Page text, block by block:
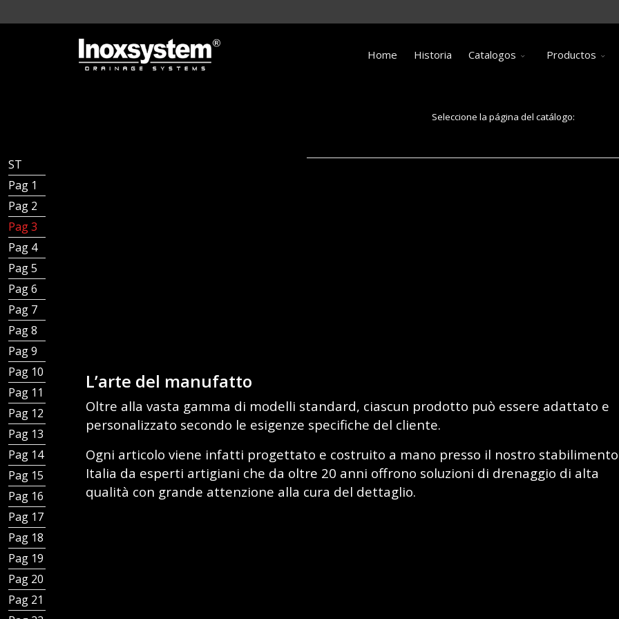
Home Historia Catalogos Productos
ST - Inoxsystem® Standard
Pag 1 - Indice
Pag 2 - Introducción
Pag 3 - Hecho a mano en Italia
Pag 4 - Ejemplos de instalación
Pag 5 - Ejemplos de instalación
Pag 6 - Tipos de canales
Pag 7 - Tipos de canales
Pag 8 - Sumideros salida vertical
Pag 9 - Sumideros salida horizontal
Pag 10 - Otros tipos de sumideros
Pag 11 - Sumideros sifónicos con rejilla
Pag 12 - Canales ranurados
Pag 13 - Canales con ranura bordes rectos
Pag 14 - Sumideros para canales ranurados
Pag 15 - Otros Sumideros para canales ranurados
Pag 16 - Canales con rejilla
Pag 17 - Sumideros para canales con rejilla
Pag 18 - Canales con rejilla - salida vertical
Pag 19 - Canales con rejilla - salida horizontal
Pag 20 - Canales con ranura estándar
Pag 21 - Canales con ranura antitacón
Seleccione la página del catálogo:
L’arte del manufatto
Oltre alla vasta gamma di modelli standard, ciascun prodotto può essere adattato e
personalizzato secondo le esigenze specifiche del cliente.
Ogni articolo viene infatti progettato e costruito a mano presso il nostro
Italia da esperti artigiani che da oltre 20 anni offrono soluzioni di drenaggio di alta
qualità con grande attenzione alla cura del dettaglio.